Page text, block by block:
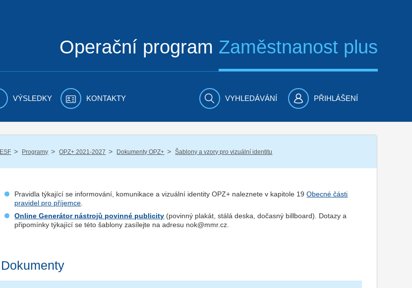
Operační program Zaměstnanost plus
VÝSLEDKY KONTAKTY VYHLEDÁVÁNÍ PŘIHLÁŠENÍ
ESF / Programy / OPZ+ 2021-2027 / Dokumenty OPZ+ / Šablony a vzory pro vizuální identitu
Pravidla týkající se informování, komunikace a vizuální identity OPZ+ naleznete v kapitole 19Obecné části
pravidel pro příjemce
Online Generátor nástrojů povinné publicity (povinný plakát, stálá deska, dočasný billboard). Dotazy a
připomínky týkající se této šablony zasílejte na adresu nok@mmr.cz.
Dokumenty